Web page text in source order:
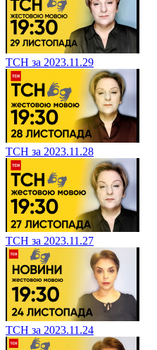
ТСН за 2023.11.29
ТСН за 2023.11.28
ТСН за 2023.11.27
ТСН за 2023.11.24